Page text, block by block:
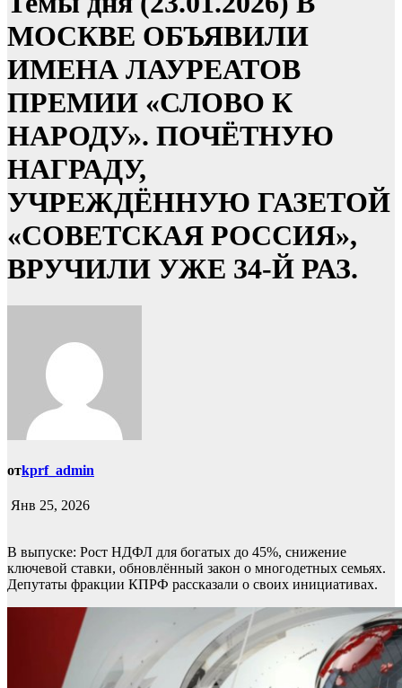
МОСКВЕ ОБЪЯВИЛИ
ИМЕНА ЛАУРЕАТОВ
ПРЕМИИ «СЛОВО К
НАРОДУ». ПОЧЁТНУЮ
НАГРАДУ,
УЧРЕЖДЁННУЮ ГАЗЕТОЙ
«СОВЕТСКАЯ РОССИЯ»,
ВРУЧИЛИ УЖЕ 34-Й РАЗ.
отkprf_admin
Янв 25, 2026
В выпуске: Рост НДФЛ для богатых до 45%, снижение
ключевой ставки, обновлённый закон о многодетных семьях.
Депутаты фракции КПРФ рассказали о своих инициативах.